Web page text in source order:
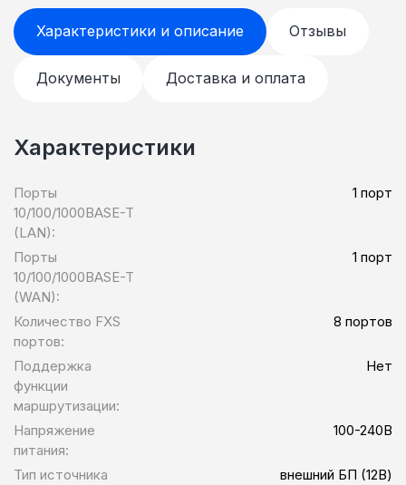
поддерживаемых протоколов и функций.
Оборудование полностью совместимо с
большинством распространенных мини-
АТС, SoftSwitches и SIPproxyservers.
Характеристики и описание Отзывы
Документы Доставка и оплата
Характеристики
Порты
10/100/1000BASE-T
(LAN):
1 порт
Порты
10/100/1000BASE-T
(WAN):
1 порт
Количество FXS
портов:
8 портов
Поддержка
функции
маршрутизации:
Нет
Напряжение
питания:
100-240В
Тип источника
внешний БП (12В)